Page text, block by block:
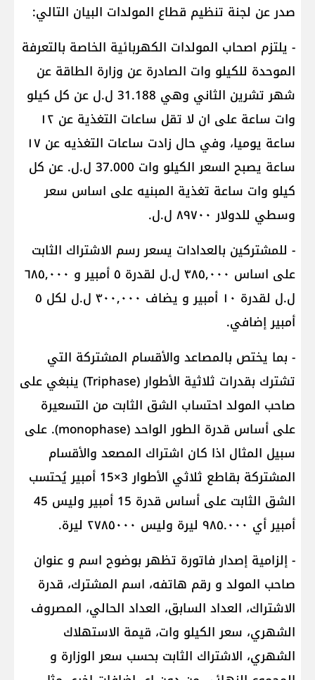
صدر عن لجنة تنظيم قطاع المولدات البيان التالي:
- يلتزم اصحاب المولدات الكهربائية الخاصة بالتعرفة
الموحدة للكيلو وات الصادرة عن وزارة الطاقة عن
شهر تشرين الثاني وهي 31.188 ل.ل عن كل كيلو
وات ساعة على ان لا تقل ساعات التغذية عن ١٢
ساعة يوميا، وفي حال زادت ساعات التغذيه عن ١٧
ساعة يصبح السعر الكيلو وات 37.000 ل.ل. عن كل
كيلو وات ساعة تغذية المبنيه على اساس سعر
وسطي للدولار ٨٩٧٠٠ ل.ل.
- للمشتركين بالعدادات يسعر رسم الاشتراك الثابت
على اساس ٣٨٥,٠٠٠ ل.ل لقدرة ٥ أمبير و ٦٨٥,٠٠٠
ل.ل لقدرة ١٠ أمبير و يضاف ٣٠٠,٠٠٠ ل.ل لكل ٥
أمبير إضافي.
- بما يختص بالمصاعد والأقسام المشتركة التي
تشترك بقدرات ثلاثية الأطوار (Triphase) ينبغي على
صاحب المولد احتساب الشق الثابت من التسعيرة
على أساس قدرة الطور الواحد (monophase). على
سبيل المثال اذا كان اشتراك المصعد والأقسام
المشتركة بقاطع ثلاثي الأطوار 3×15 أمبير يُحتسب
الشق الثابت على أساس قدرة 15 أمبير وليس 45
أمبير أي ٩٨٥.٠٠٠ ليرة وليس ٢٧٨٥٠٠٠ ليرة.
- إلزامية إصدار فاتورة تظهر بوضوح اسم و عنوان
صاحب المولد و رقم هاتفه، اسم المشترك، قدرة
الاشتراك، العداد السابق، العداد الحالي، المصروف
الشهري، سعر الكيلو وات، قيمة الاستهلاك
الشهري، الاشتراك الثابت بحسب سعر الوزارة و